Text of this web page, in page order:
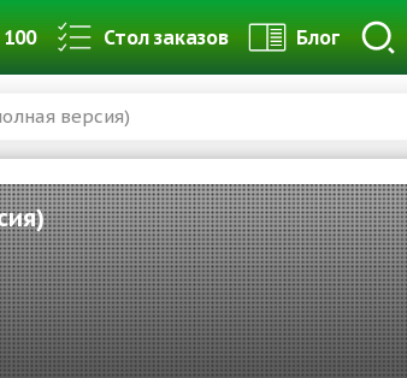
Стол заказов Блог
версия)